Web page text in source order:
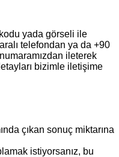
yada görseli ile
telefondan ya da +90
ileterek
bizimle iletişime
çıkan sonuç miktarına
istiyorsanız, bu